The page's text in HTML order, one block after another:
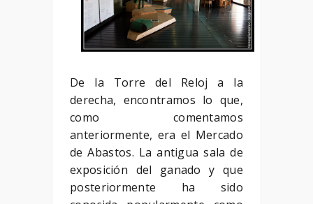
De la Torre del Reloj a la
derecha, encontramos lo que,
como comentamos
anteriormente, era el Mercado
de Abastos. La antigua sala de
exposición del ganado y que
posteriormente ha sido